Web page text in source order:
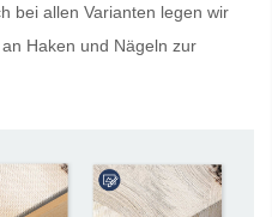
bei allen Varianten legen wir
Haken und Nägeln zur